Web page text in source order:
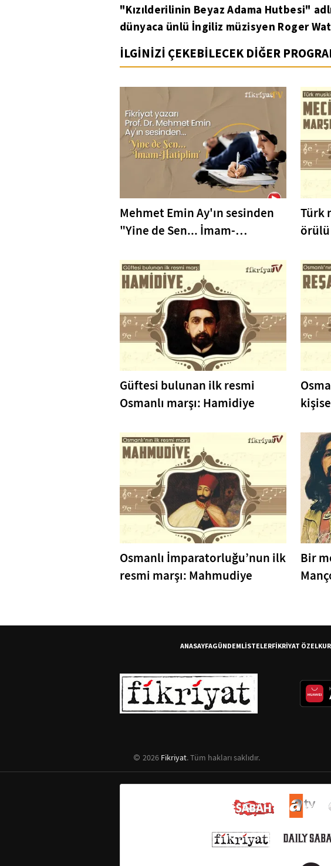
"Kızılderilinin Beyaz Adama Hutbesi"
dünyaca ünlü İngiliz müzisyen Roger
İLGİNİZİ ÇEKEBİLECEK DİĞER
Mehmet Emin Ay'ın sesinden
"Yine de Sen... İmam-
Türk
örülü
Güftesi bulunan ilk resmi
Osmanlı marşı: Hamidiye
Osmanlı İmparatorluğu’nun ilk
resmi marşı: Mahmudiye
Bir
ANASAYFAGÜNDEMLİSTELERFİKRİYAT ÖZEL
2026 Fikriyat. Tüm hakları saklıdır.